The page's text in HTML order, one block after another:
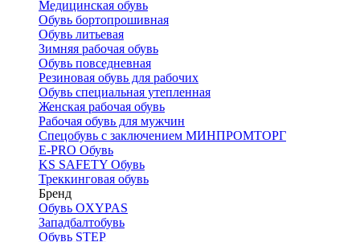
Медицинская обувь
Обувь бортопрошивная
Обувь литьевая
Зимняя рабочая обувь
Обувь повседневная
Резиновая обувь для рабочих
Обувь специальная утепленная
Женская рабочая обувь
Рабочая обувь для мужчин
Спецобувь с заключением МИНПРОМТОРГ
E-PRO Обувь
KS SAFETY Обувь
Треккинговая обувь
Бренд
Обувь OXYPAS
Западбалтобувь
Обувь STEP